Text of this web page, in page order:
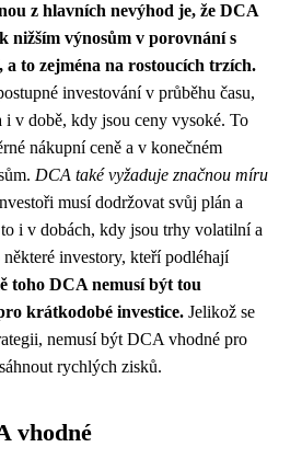
z hlavních nevýhod je, že DCA
nižším výnosům v porovnání s
a to zejména na rostoucích trzích.
investování v průběhu času,
i v době, kdy jsou ceny vysoké. To
nákupní ceně a v konečném
DCA také vyžaduje značnou míru
musí dodržovat svůj plán a
i v dobách, kdy jsou trhy volatilní a
investory, kteří podléhají
toho DCA nemusí být tou
krátkodobé investice. Jelikož se
nemusí být DCA vhodné pro
rychlých zisků.
vhodné